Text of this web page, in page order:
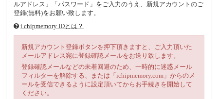
ルアドレス」「パスワード」をご入力のうえ、新規アカウントのご
登録(無料)をお願い致します。
i chipmemory IDとは？
新規アカウント登録ボタンを押下頂きますと、ご入力頂いた
メールアドレス宛に登録確認メールをお送り致します。
登録確認メールなどの未着回避のため、一時的に迷惑メール
フィルターを解除する、または「ichipmemory.com」からのメ
ールを受信できるように設定頂いてからお手続きを開始して
ください。